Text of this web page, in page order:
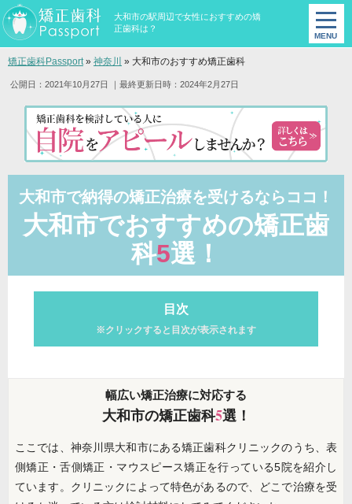
大和市の駅周辺で女性におすすめの矯
正歯科は？
矯正歯科Passport» 神奈川 » 大和市のおすすめ矯正歯科
公開日：2021年10月27日 ｜最終更新日時：2024年2月27日
大和市で納得の矯正治療を受けるならココ！
大和市でおすすめの矯正歯
科5選！
目次
※クリックすると目次が表示されます
幅広い矯正治療に対応する
大和市の矯正歯科5選！
ここでは、神奈川県大和市にある矯正歯科クリニックのうち、表
側矯正・舌側矯正・マウスピース矯正を行っている5院を紹介し
ています。クリニックによって特色があるので、どこで治療を受